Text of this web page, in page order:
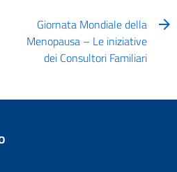
Giornata Mondiale della
Menopausa – Le iniziative
dei Consultori Familiari